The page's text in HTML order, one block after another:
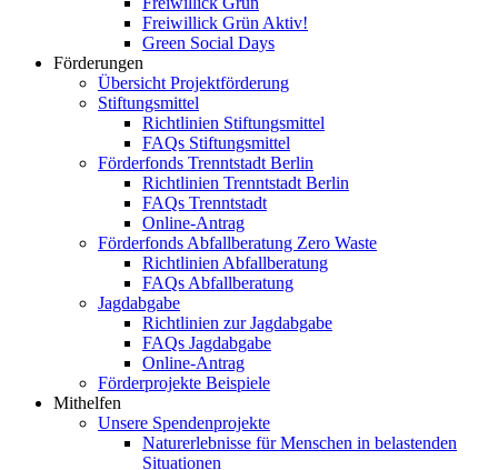
Freiwillick Grün Aktiv!
Green Social Days
Förderungen
Übersicht Projektförderung
Stiftungsmittel
Richtlinien Stiftungsmittel
FAQs Stiftungsmittel
Förderfonds Trenntstadt Berlin
Richtlinien Trenntstadt Berlin
FAQs Trenntstadt
Online-Antrag
Förderfonds Abfallberatung Zero Waste
Richtlinien Abfallberatung
FAQs Abfallberatung
Jagdabgabe
Richtlinien zur Jagdabgabe
FAQs Jagdabgabe
Online-Antrag
Förderprojekte Beispiele
Mithelfen
Unsere Spendenprojekte
Naturerlebnisse für Menschen in belastenden
Situationen